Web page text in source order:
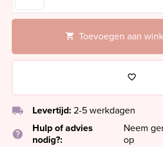
Toevoegen aan
local_shipping Levertijd: 2-5 werkdagen
help
Hulp of advies
nodig?:
Neem
op